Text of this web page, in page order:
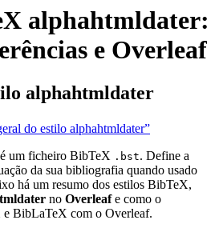
alphahtmldater:
e Overleaf
alphahtmldater
do estilo alphahtmldater”
é um ficheiro BibTeX .bst. Define a
da sua bibliografia quando usado
há um resumo dos estilos BibTeX,
no Overleafe como o
BibLaTeX com o Overleaf.